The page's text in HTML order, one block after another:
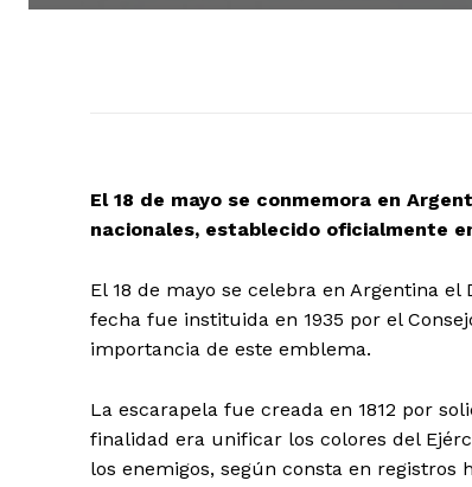
El 18 de mayo se conmemora en
nacionales, establecido oficialmente
El 18 de mayo se celebra en Argentina
fecha fue instituida en 1935 por el
importancia de este emblema.
La escarapela fue creada en 1812 por
finalidad era unificar los colores del
los enemigos, según consta en registros